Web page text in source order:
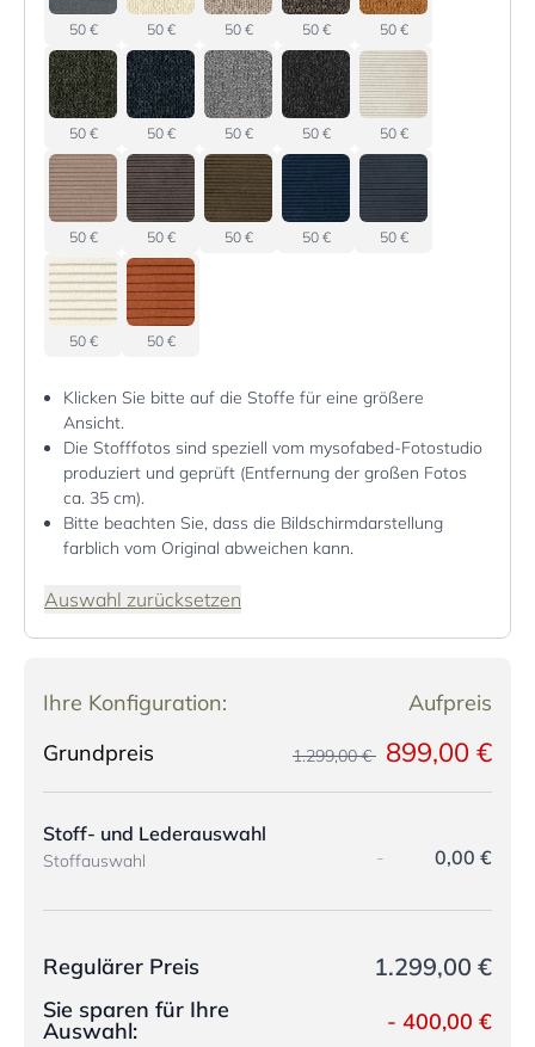
50 € 50 € 50 € 50 € 50 €
50 € 50 € 50 € 50 € 50 €
50 € 50 € 50 € 50 € 50 €
50 € 50 €
Klicken Sie bitte auf die Stoffe für eine größere
Ansicht.
Die Stofffotos sind speziell vom mysofabed-Fotostudio
produziert und geprüft (Entfernung der großen Fotos
ca. 35 cm).
Bitte beachten Sie, dass die Bildschirmdarstellung
farblich vom Original abweichen kann.
Auswahl zurücksetzen
Ihre Konfiguration:
Aufpreis
Grundpreis
1.299,00 € 899,00 €
Stoff- und Lederauswahl
Stoffauswahl - 0,00 €
Regulärer Preis 1.299,00 €
Sie sparen für Ihre
Auswahl: - 400,00 €